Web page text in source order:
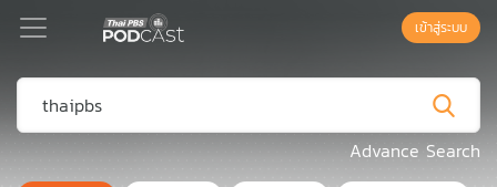
Podcast
เข้าสู่ระบบ
Advance Search